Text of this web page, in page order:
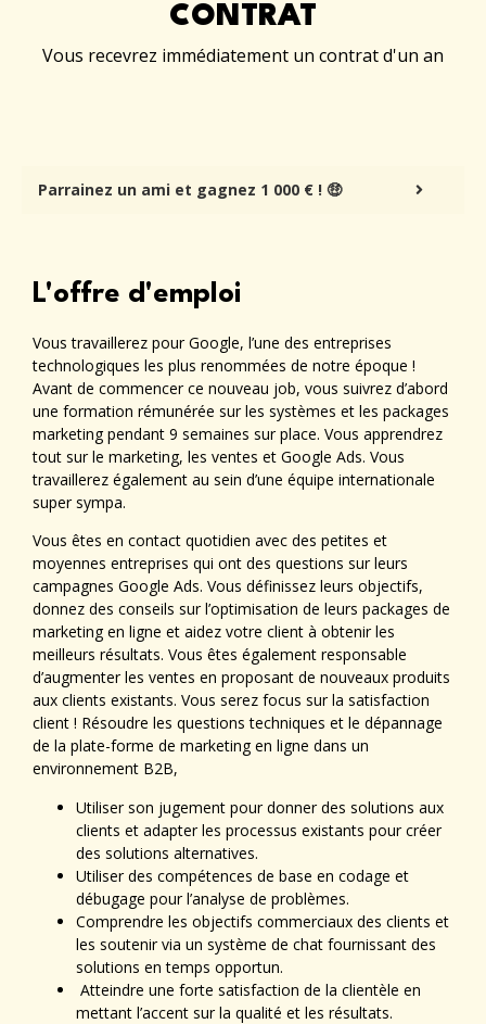
CONTRAT
Vous recevrez immédiatement un contrat d'un an
Parrainez un ami et gagnez 1 000 € ! 🤑
L'offre d'emploi
Vous travaillerez pour Google, l’une des entreprises
technologiques les plus renommées de notre époque !
Avant de commencer ce nouveau job, vous suivrez d’abord
une formation rémunérée sur les systèmes et les packages
marketing pendant 9 semaines sur place. Vous apprendrez
tout sur le marketing, les ventes et Google Ads. Vous
travaillerez également au sein d’une équipe internationale
super sympa.
Vous êtes en contact quotidien avec des petites et
moyennes entreprises qui ont des questions sur leurs
campagnes Google Ads. Vous définissez leurs objectifs,
donnez des conseils sur l’optimisation de leurs packages de
marketing en ligne et aidez votre client à obtenir les
meilleurs résultats. Vous êtes également responsable
d’augmenter les ventes en proposant de nouveaux produits
aux clients existants. Vous serez focus sur la satisfaction
client ! Résoudre les questions techniques et le dépannage
de la plate-forme de marketing en ligne dans un
environnement B2B,
Utiliser son jugement pour donner des solutions aux
clients et adapter les processus existants pour créer
des solutions alternatives.
Utiliser des compétences de base en codage et
débugage pour l’analyse de problèmes.
Comprendre les objectifs commerciaux des clients et
les soutenir via un système de chat fournissant des
solutions en temps opportun.
Atteindre une forte satisfaction de la clientèle en
mettant l’accent sur la qualité et les résultats.